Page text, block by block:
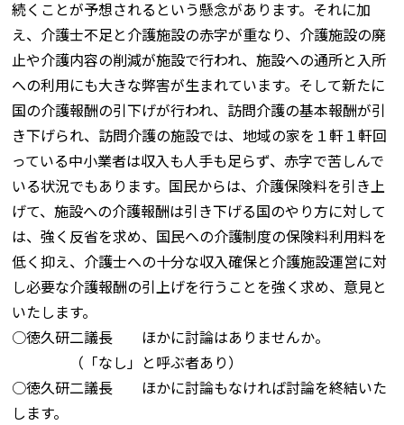
続くことが予想されるという懸念があります。それに加
え、介護士不足と介護施設の赤字が重なり、介護施設の廃
止や介護内容の削減が施設で行われ、施設への通所と入所
への利用にも大きな弊害が生まれています。そして新たに
国の介護報酬の引下げが行われ、訪問介護の基本報酬が引
き下げられ、訪問介護の施設では、地域の家を１軒１軒回
っている中小業者は収入も人手も足らず、赤字で苦しんで
いる状況でもあります。国民からは、介護保険料を引き上
げて、施設への介護報酬は引き下げる国のやり方に対して
は、強く反省を求め、国民への介護制度の保険料利用料を
低く抑え、介護士への十分な収入確保と介護施設運営に対
し必要な介護報酬の引上げを行うことを強く求め、意見と
いたします。
○徳久研二議長 ほかに討論はありませんか。
（「なし」と呼ぶ者あり）
○徳久研二議長 ほかに討論もなければ討論を終結いた
します。